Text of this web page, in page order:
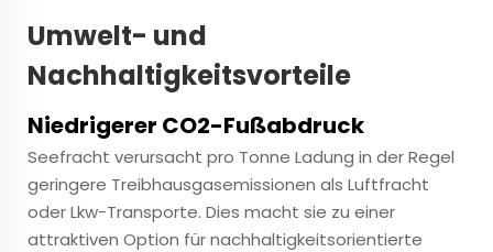
Umwelt- und
Nachhaltigkeitsvorteile
Niedrigerer CO2-Fußabdruck
Seefracht verursacht pro Tonne Ladung in der Regel
geringere Treibhausgasemissionen als Luftfracht
oder Lkw-Transporte. Dies macht sie zu einer
attraktiven Option für nachhaltigkeitsorientierte